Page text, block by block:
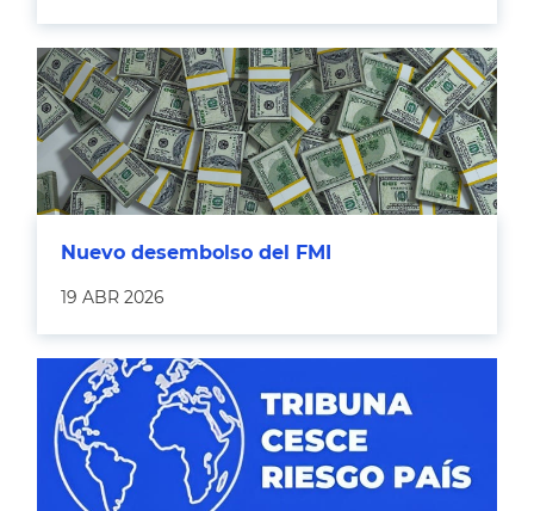
Nuevo desembolso del FMI
19 ABR 2026